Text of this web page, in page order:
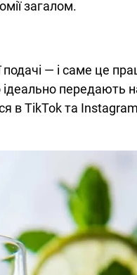
загалом.
— і саме це
передають
в TikTok та Instagram-